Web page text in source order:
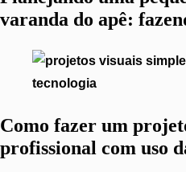
varanda do apê:
Como fazer um
profissional com uso